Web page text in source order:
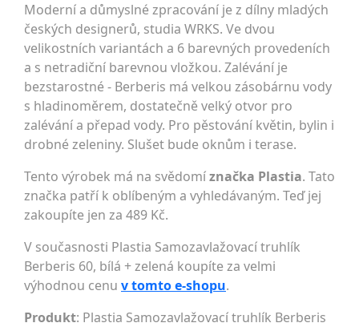
Moderní a důmyslné zpracování je z dílny mladých
českých designerů, studia WRKS. Ve dvou
velikostních variantách a 6 barevných provedeních
a s netradiční barevnou vložkou. Zalévání je
bezstarostné - Berberis má velkou zásobárnu vody
s hladinoměrem, dostatečně velký otvor pro
zalévání a přepad vody. Pro pěstování květin, bylin i
drobné zeleniny. Slušet bude oknům i terase.
Tento výrobek má na svědomíznačka Plastia. Tato
značka patří k oblíbeným a vyhledávaným. Teď jej
zakoupíte jen za 489 Kč.
V současnosti Plastia Samozavlažovací truhlík
Berberis 60, bílá + zelená koupíte za velmi
výhodnou cenu v tomto e-shopu.
Produkt: Plastia Samozavlažovací truhlík Berberis